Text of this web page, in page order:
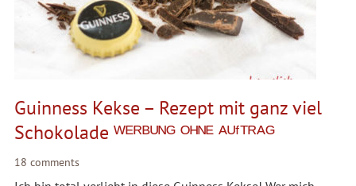
Guinness Kekse – Rezept mit ganz viel
Schokolade ᵂᴱᴿᴮᵁᴺᴳ ᴼᴴᴺᴱ ᴬᵁᶠᵀᴿᴬᴳ
18 comments